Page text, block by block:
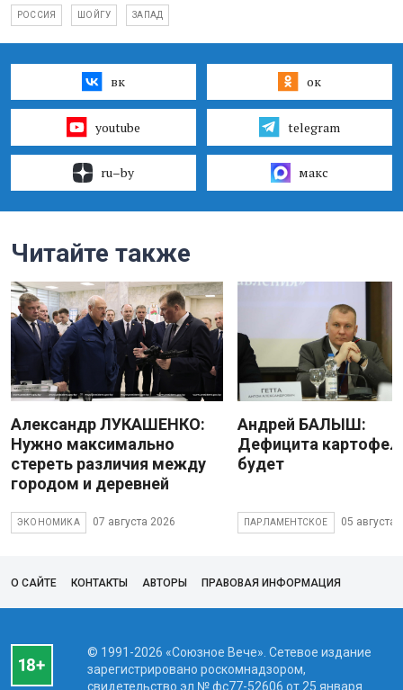
РОССИЯ ШОЙГУ ЗАПАД
вк ок
youtube telegram
ru–by макс
Читайте также
Александр ЛУКАШЕНКО:
Нужно максимально
стереть различия между
городом и деревней
ЭКОНОМИКА 07 августа 2026
Андрей БАЛЫШ:
Дефицита
будет
ПАРЛАМЕНТСКОЕ 05 августа
О САЙТЕ КОНТАКТЫ АВТОРЫ ПРАВОВАЯ ИНФОРМАЦИЯ
© 1991-2026 «Союзное Вече». Сетевое издание
зарегистрировано роскомнадзором,
свидетельство эл № фc77-52606 от 25 января